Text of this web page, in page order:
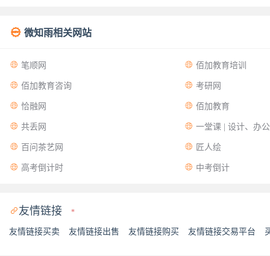
 微知雨相关网站
 笔顺网  佰加教育培训
 佰加教育咨询  考研网
 恰融网  佰加教育
 共丢网  一堂课 | 设计、办
 百问茶艺网  匠人绘
 高考倒计时  中考倒计
友情链接 *
友情链接买卖 友情链接出售 友情链接购买 友情链接交易平台